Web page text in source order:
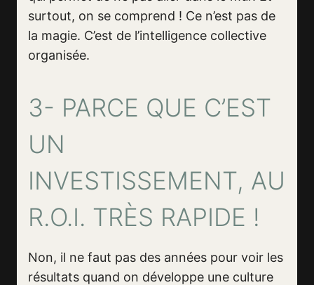
surtout, on se comprend ! Ce n’est pas de
la magie. C’est de l’intelligence collective
organisée.
3- PARCE QUE C’EST
UN
INVESTISSEMENT, AU
R.O.I. TRÈS RAPIDE !
Non, il ne faut pas des années pour voir les
résultats quand on développe une culture